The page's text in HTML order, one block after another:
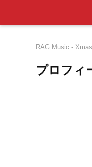
RAG Music - Xmas
プロフィ